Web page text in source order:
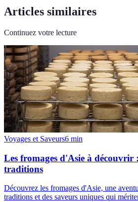
Articles similaires
Continuez votre lecture
Voyages et Saveurs6 min
Les fromages d'Asie à découvrir
traditions
Découvrez les fromages d'Asie, une
traditions et des saveurs uniques qui